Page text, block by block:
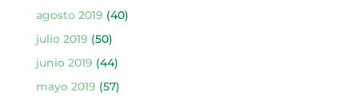
agosto 2019 (40)
julio 2019 (50)
junio 2019 (44)
mayo 2019 (57)